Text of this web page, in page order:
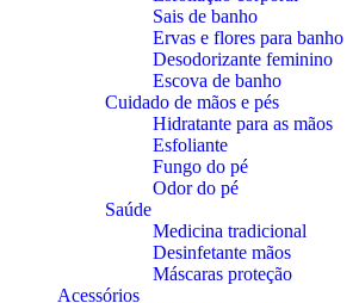
Sais de banho
Ervas e flores para banho
Desodorizante feminino
Escova de banho
Cuidado de mãos e pés
Hidratante para as mãos
Esfoliante
Fungo do pé
Odor do pé
Saúde
Medicina tradicional
Desinfetante mãos
Máscaras proteção
Acessórios